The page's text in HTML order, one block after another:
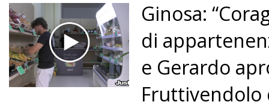
Ginosa:
di
e Gerardo
Fruttivendolo
14 15